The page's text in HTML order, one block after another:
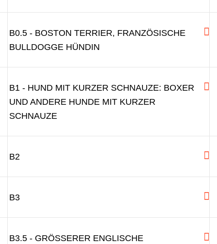
B0.5 - BOSTON TERRIER, FRANZÖSISCHE
BULLDOGGE HÜNDIN
B1 - HUND MIT KURZER SCHNAUZE: BOXER
UND ANDERE HUNDE MIT KURZER
SCHNAUZE
B2
B3
B3.5 - GRÖSSERER ENGLISCHE B